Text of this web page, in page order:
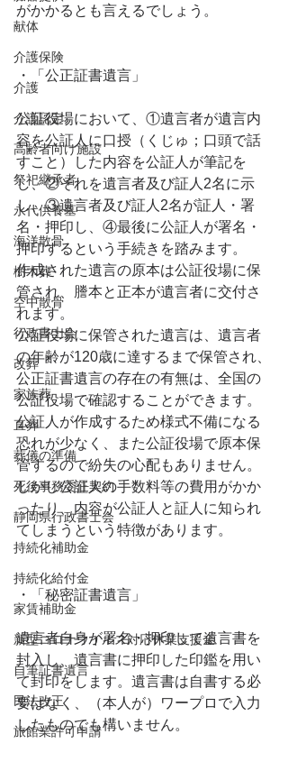
献体
介護保険
介護
介護認定
高齢者向け施設
祭祀継承者
永代供養墓
海洋散骨
樹木葬
空中散骨
行政書士会
改葬
家族葬
直葬
葬儀の準備
死後事務委任契約
静岡県行政書士会
持続化補助金
持続化給付金
家賃補助金
新型コロナウイルス対応休業支援金
自筆証書遺言
民法改正
旅館業許可申請
がかかるとも言えるでしょう。
・「公正証書遺言」
公証役場において、①遺言者が遺言内
容を公証人に口授（くじゅ；口頭で話
すこと）した内容を公証人が筆記を
し、②それを遺言者及び証人2名に示
し、③遺言者及び証人2名が証人・署
名・押印し、④最後に公証人が署名・
押印するという手続きを踏みます。
作成された遺言の原本は公証役場に保
管され、謄本と正本が遺言者に交付さ
れます。
公証役場に保管された遺言は、遺言者
の年齢が120歳に達するまで保管され、
公正証書遺言の存在の有無は、全国の
公証役場で確認することができます。
公証人が作成するため様式不備になる
恐れが少なく、また公証役場で原本保
管するので紛失の心配もありません。
しかし公証人の手数料等の費用がかか
ったり、内容が公証人と証人に知られ
てしまうという特徴があります。
・「秘密証書遺言」
遺言者自身が署名・押印して遺言書を
封入し、遺言書に押印した印鑑を用い
て封印をします。遺言書は自書する必
要はなく、（本人が）ワープロで入力
したものでも構いません。